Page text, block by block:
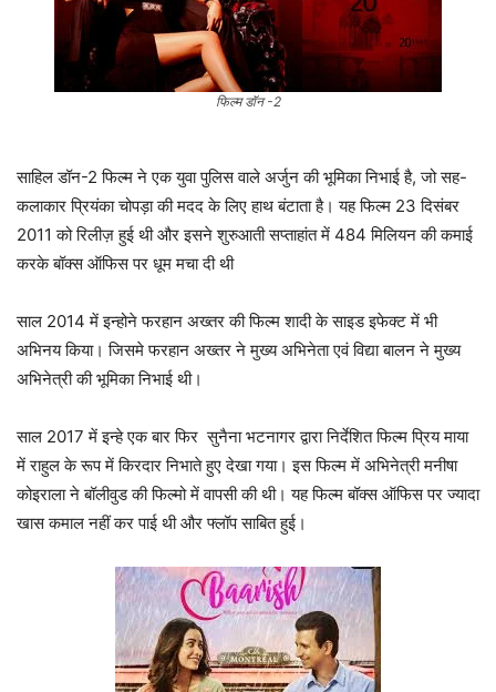
फिल्म डॉन -2
साहिल डॉन-2 फिल्म ने एक युवा पुलिस वाले अर्जुन की भूमिका निभाई है, जो सह-
कलाकार प्रियंका चोपड़ा की मदद के लिए हाथ बंटाता है। यह फिल्म 23 दिसंबर
2011 को रिलीज़ हुई थी और इसने शुरुआती सप्ताहांत में 484 मिलियन की कमाई
करके बॉक्स ऑफिस पर धूम मचा दी थी
साल 2014 में इन्होने फरहान अख्तर की फिल्म शादी के साइड इफेक्ट में भी
अभिनय किया। जिसमे फरहान अख्तर ने मुख्य अभिनेता एवं विद्या बालन ने मुख्य
अभिनेत्री की भूमिका निभाई थी।
साल 2017 में इन्हे एक बार फिर सुनैना भटनागर द्वारा निर्देशित फिल्म प्रिय माया
में राहुल के रूप में किरदार निभाते हुए देखा गया। इस फिल्म में अभिनेत्री मनीषा
कोइराला ने बॉलीवुड की फिल्मो में वापसी की थी। यह फिल्म बॉक्स ऑफिस पर ज्यादा
खास कमाल नहीं कर पाई थी और फ्लॉप साबित हुई।